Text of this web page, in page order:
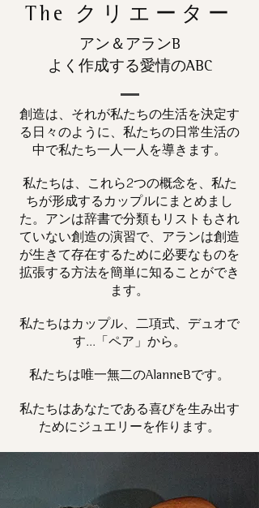
The クリエーター
アン＆アランB
よく作成する愛情のABC
創造は、それが私たちの生活を決定す
る日々のように、私たちの日常生活の
中で私たち一人一人を導きます。
私たちは、これら2つの概念を、私た
ちが形成するカップルにまとめまし
た。アンは辞書で分類もリストもされ
ていない創造の演習で、アランは創造
が生きて存在するために必要なものを
拡張する方法を簡単に知ることができ
ます。
私たちはカップル、二項式、デュオで
す...「ペア」から。
私たちは唯一無二のAlanneBです。
私たちはあなたである喜びを生み出す
ためにジュエリーを作ります。